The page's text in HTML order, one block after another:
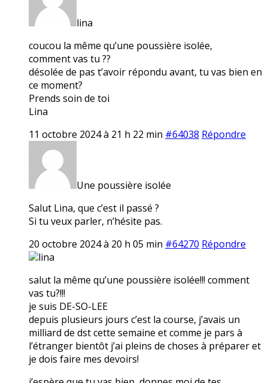
lina
coucou la même qu’une poussière isolée,
comment vas tu ??
désolée de pas t’avoir répondu avant, tu vas bien en
ce moment?
Prends soin de toi
Lina
11 octobre 2024 à 21 h 22 min #64038 Répondre
Une poussière isolée
Salut Lina, que c’est il passé ?
Si tu veux parler, n’hésite pas.
20 octobre 2024 à 20 h 05 min #64270 Répondre
lina
salut la même qu’une poussière isolée!!! comment
vas tu?!!!
je suis DE-SO-LEE
depuis plusieurs jours c’est la course, j’avais un
milliard de dst cette semaine et comme je pars à
l’étranger bientôt j’ai pleins de choses à préparer et
je dois faire mes devoirs!